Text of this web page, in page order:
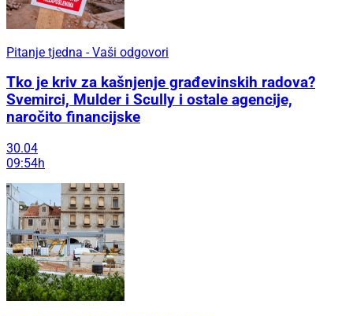
Pitanje tjedna - Vaši odgovori
Tko je kriv za kašnjenje građevinskih radova?
Svemirci, Mulder i Scully i ostale agencije,
naročito financijske
30.04
09:54h